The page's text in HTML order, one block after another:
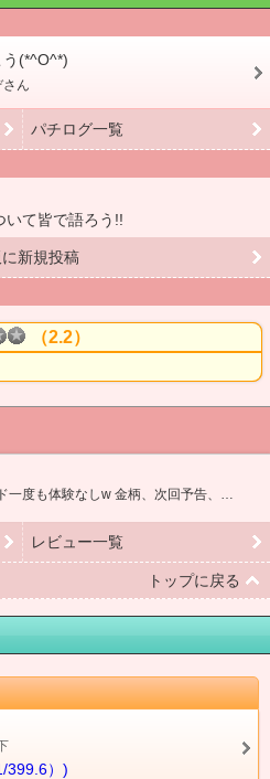
(*^O^*)
ん
パチログ一覧
いて皆で語ろう!!
新規投稿
（2.2）
レビュー一覧
トップに戻る
399.6）)